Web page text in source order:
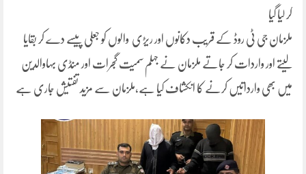
کر لیا گیا
ملزمان جی ٹی روڈ کے قریب دکانوں اور ریڑی والوں کو جعلی پیسے دے کر بقایا
لیتے اور واردات کر جاتے ملزمان نے جہلم سمیت گجرات اور منڈی بہاوالدین
میں بھی وارداتیں کرنے کا انکشاف کیا ہے،ملزمان سے مزید تفتیش جاری ہے